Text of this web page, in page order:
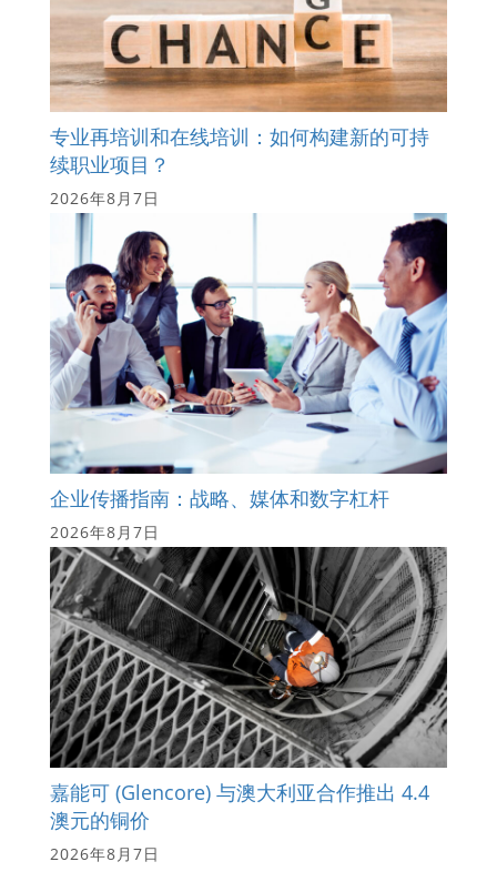
专业再培训和在线培训：如何构建新的可持
续职业项目？
2026年8月7日
企业传播指南：战略、媒体和数字杠杆
2026年8月7日
嘉能可 (Glencore) 与澳大利亚合作推出 4.4
澳元的铜价
2026年8月7日